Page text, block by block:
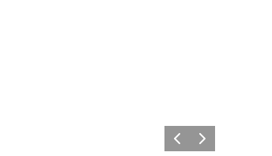
ForrigeNæste